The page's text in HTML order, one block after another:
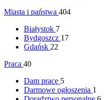
Miasta i państwa 404
Białystok 7
Bydgoszcz 17
Gdańsk 22
Praca 40
Dam pracę 5
Darmowe ogłoszenia 1